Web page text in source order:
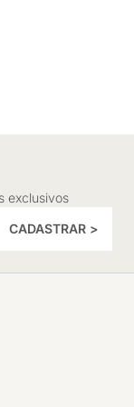
exclusivos
CADASTRAR >